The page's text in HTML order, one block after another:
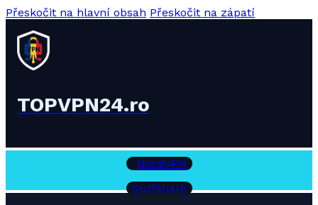
Přeskočit na hlavní obsah Přeskočit na zápatí
TOPVPN24.ro
NordVPN
Surfshark